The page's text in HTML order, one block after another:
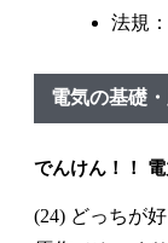
法規
電気の基礎
でんけん！！
(24) どっちが